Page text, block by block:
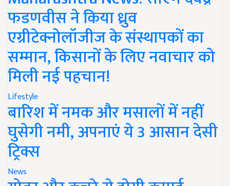
फडणवीस ने किया ध्रुव
एग्रीटेक्नोलॉजीज के संस्थापकों का
सम्मान, किसानों के लिए नवाचार को
मिली नई पहचान!
Lifestyle
बारिश में नमक और मसालों में नहीं
घुसेगी नमी, अपनाएं ये 3 आसान देसी
ट्रिक्स
News